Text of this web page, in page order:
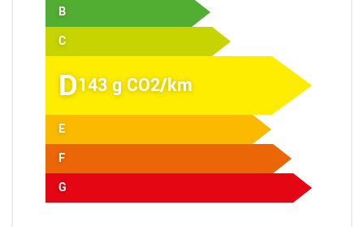
B
C
D143 g CO2/km
E
F
G